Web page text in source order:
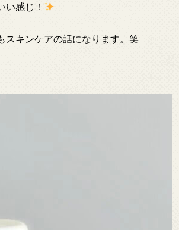
感じ！
スキンケアの話になります。笑